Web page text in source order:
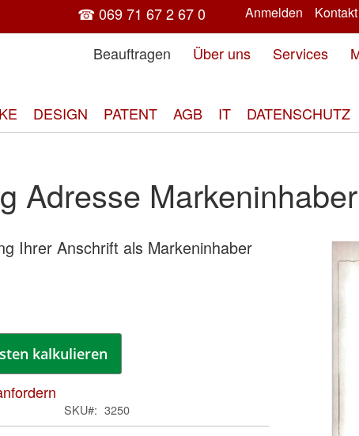
Anmelden Kontakt
☎ 069 71 67 2 67 0
Beauftragen
Über uns Services
DESIGN PATENT AGB IT DATENSCHUTZ
Adresse
Ihrer Anschrift als Markeninhaber
kalkulieren
SKU 3250
Zum